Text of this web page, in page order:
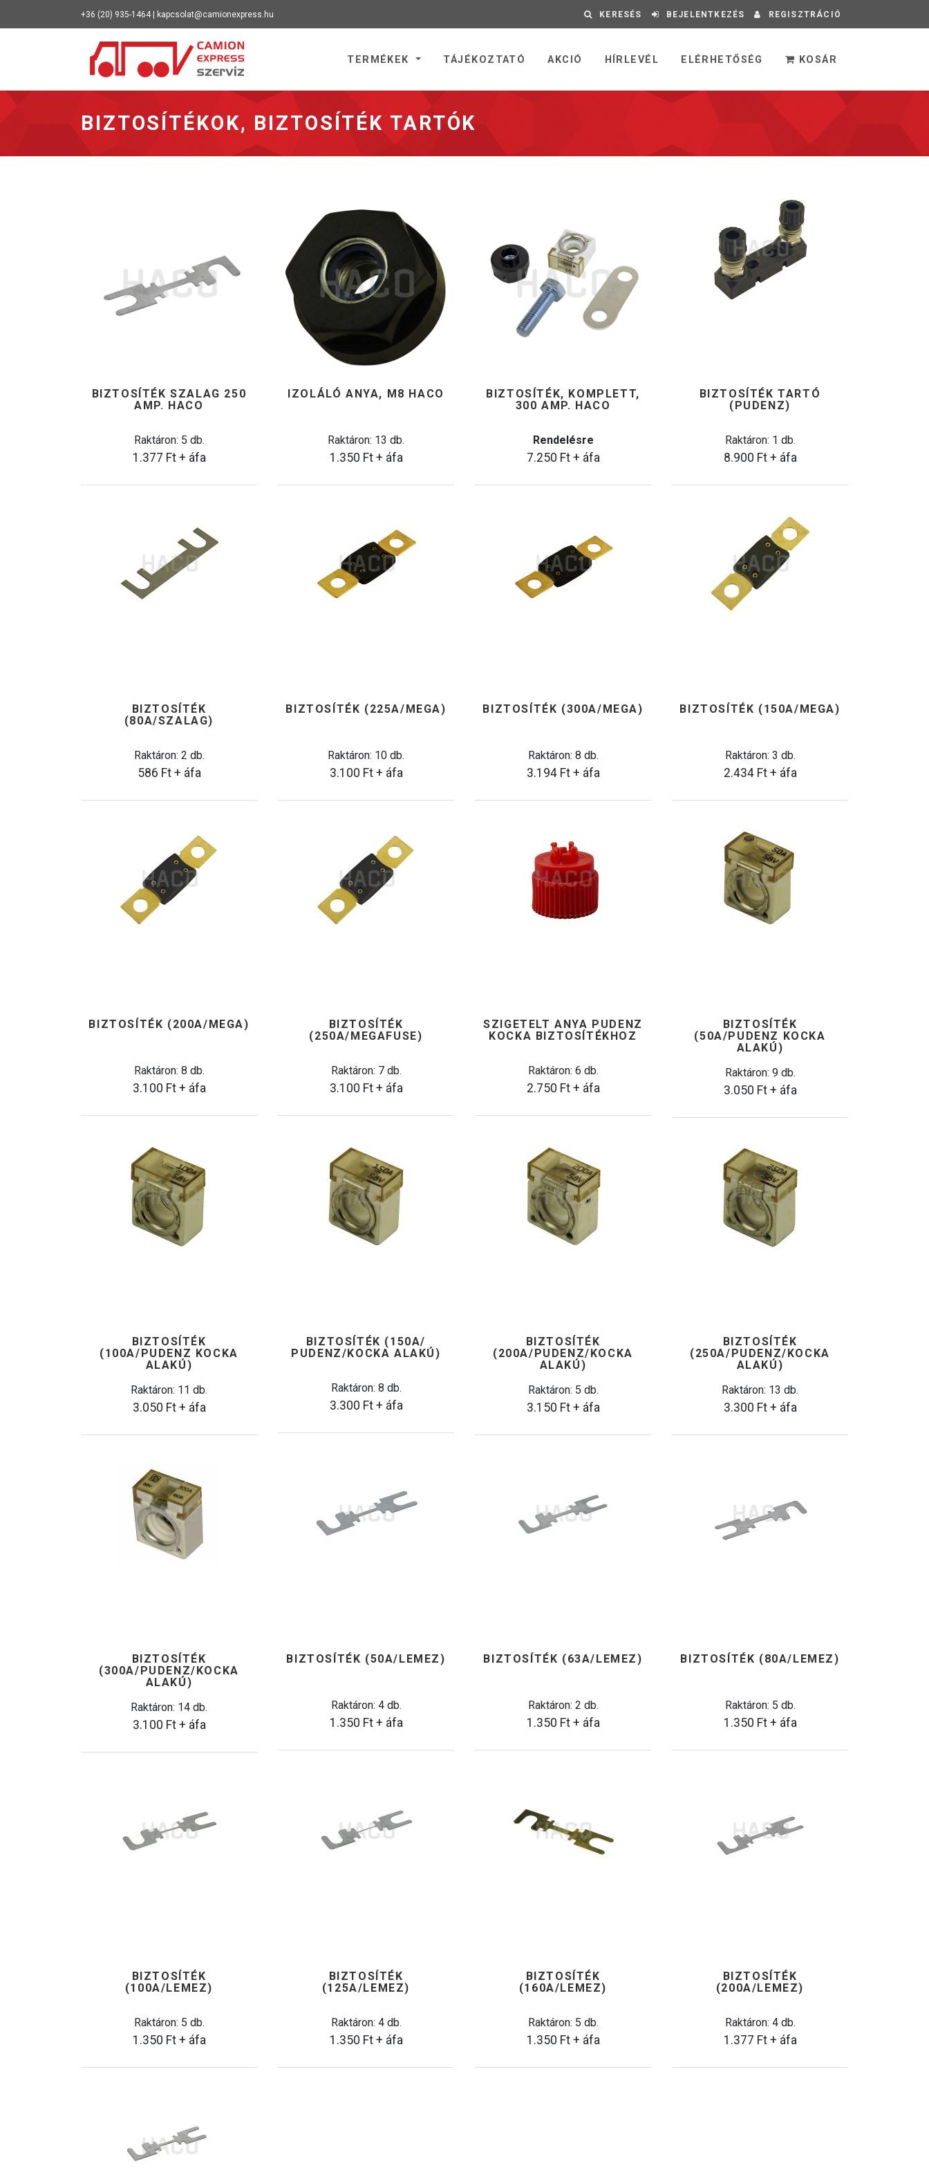
+36 (20) 935-1464 | kapcsolat@camionexpress.hu KERESÉS BEJELENTKEZÉS REGISZTRÁCIÓ
TERMÉKEK TÁJÉKOZTATÓ AKCIÓ HÍRLEVÉL ELÉRHETŐSÉG KOSÁR
BIZTOSÍTÉKOK, BIZTOSÍTÉK TARTÓK
BIZTOSÍTÉK SZALAG 250
AMP. HACO
Raktáron: 5 db.
1.377 Ft+ áfa
IZOLÁLÓ ANYA, M8 HACO
Raktáron: 13 db.
1.350 Ft+ áfa
BIZTOSÍTÉK, KOMPLETT,
300 AMP. HACO
Rendelésre
7.250 Ft+ áfa
BIZTOSÍTÉK TARTÓ
(PUDENZ)
Raktáron: 1 db.
8.900 Ft+ áfa
BIZTOSÍTÉK
(80A/SZALAG)
Raktáron: 2 db.
586 Ft+ áfa
BIZTOSÍTÉK (225A/MEGA)
Raktáron: 10 db.
3.100 Ft+ áfa
BIZTOSÍTÉK (300A/MEGA)
Raktáron: 8 db.
3.194 Ft+ áfa
BIZTOSÍTÉK (150A/MEGA)
Raktáron: 3 db.
2.434 Ft+ áfa
BIZTOSÍTÉK (200A/MEGA)
Raktáron: 8 db.
3.100 Ft+ áfa
BIZTOSÍTÉK
(250A/MEGAFUSE)
Raktáron: 7 db.
3.100 Ft+ áfa
SZIGETELT ANYA PUDENZ
KOCKA BIZTOSÍTÉKHOZ
Raktáron: 6 db.
2.750 Ft+ áfa
BIZTOSÍTÉK
(50A/PUDENZ KOCKA
ALAKÚ)
Raktáron: 9 db.
3.050 Ft+ áfa
BIZTOSÍTÉK
(100A/PUDENZ KOCKA
ALAKÚ)
Raktáron: 11 db.
3.050 Ft+ áfa
BIZTOSÍTÉK (150A/
PUDENZ/KOCKA ALAKÚ)
Raktáron: 8 db.
3.300 Ft+ áfa
BIZTOSÍTÉK
(200A/PUDENZ/KOCKA
ALAKÚ)
Raktáron: 5 db.
3.150 Ft+ áfa
BIZTOSÍTÉK
(250A/PUDENZ/KOCKA
ALAKÚ)
Raktáron: 13 db.
3.300 Ft+ áfa
BIZTOSÍTÉK
(300A/PUDENZ/KOCKA
ALAKÚ)
Raktáron: 14 db.
3.100 Ft+ áfa
BIZTOSÍTÉK (50A/LEMEZ)
Raktáron: 4 db.
1.350 Ft+ áfa
BIZTOSÍTÉK (63A/LEMEZ)
Raktáron: 2 db.
1.350 Ft+ áfa
BIZTOSÍTÉK (80A/LEMEZ)
Raktáron: 5 db.
1.350 Ft+ áfa
BIZTOSÍTÉK
(100A/LEMEZ)
Raktáron: 5 db.
1.350 Ft+ áfa
BIZTOSÍTÉK
(125A/LEMEZ)
Raktáron: 4 db.
1.350 Ft+ áfa
BIZTOSÍTÉK
(160A/LEMEZ)
Raktáron: 5 db.
1.350 Ft+ áfa
BIZTOSÍTÉK
(200A/LEMEZ)
Raktáron: 4 db.
1.377 Ft+ áfa